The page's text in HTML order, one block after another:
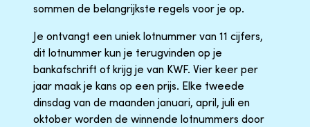
sommen de belangrijkste regels voor je op.
Je ontvangt een uniek lotnummer van 11 cijfers,
dit lotnummer kun je terugvinden op je
bankafschrift of krijg je van KWF. Vier keer per
jaar maak je kans op een prijs. Elke tweede
dinsdag van de maanden januari, april, juli en
oktober worden de winnende lotnummers door